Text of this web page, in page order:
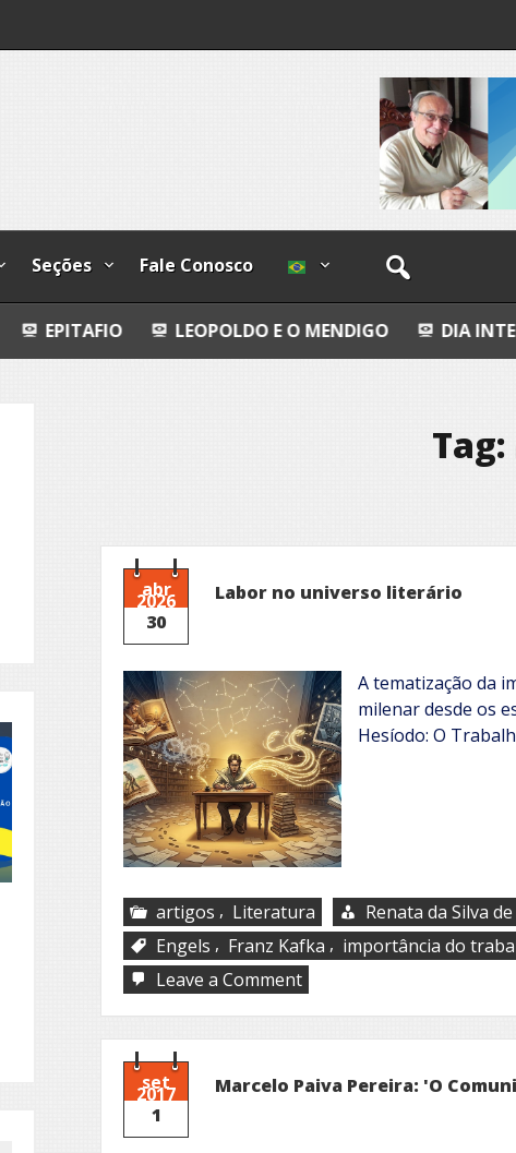
Seções Fale Conosco
LEOPOLDO E O MENDIGO DIA INTERNACIONAL
Tag:
abr
2026
30
Labor no universo literário
A tematização da
milenar desde os
Hesíodo: O
artigos , Literatura
Renata da Silva
Engels , Franz Kafka , importância do
Leave a Commenton
Labor
no
universo
set
2017
1
Marcelo Paiva Pereira: 'O